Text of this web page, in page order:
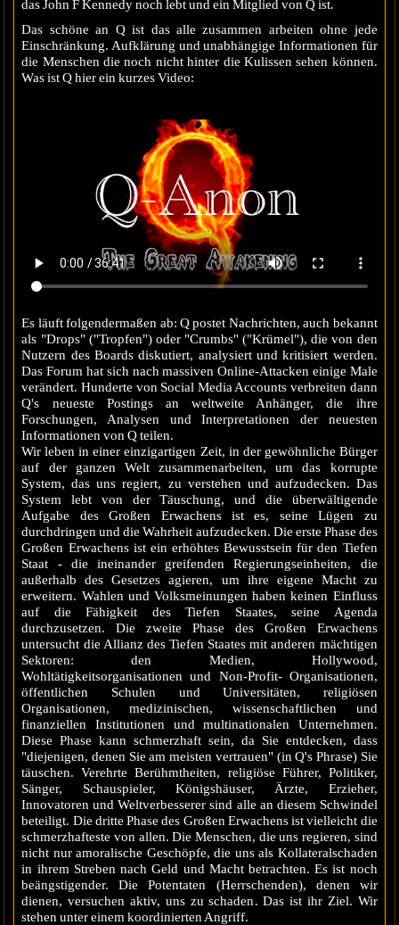
das John F Kennedy noch lebt und ein Mitglied von Q ist.
Das schöne an Q ist das alle zusammen arbeiten ohne jede
Einschränkung. Aufklärung und unabhängige Informationen für
die Menschen die noch nicht hinter die Kulissen sehen können.
Was ist Q hier ein kurzes Video:
Es läuft folgendermaßen ab: Q postet Nachrichten, auch bekannt
als "Drops" ("Tropfen") oder "Crumbs" ("Krümel"), die von den
Nutzern des Boards diskutiert, analysiert und kritisiert werden.
Das Forum hat sich nach massiven Online-Attacken einige Male
verändert. Hunderte von Social Media Accounts verbreiten dann
Q's neueste Postings an weltweite Anhänger, die ihre
Forschungen, Analysen und Interpretationen der neuesten
Informationen von Q teilen.
Wir leben in einer einzigartigen Zeit, in der gewöhnliche Bürger
auf der ganzen Welt zusammenarbeiten, um das korrupte
System, das uns regiert, zu verstehen und aufzudecken. Das
System lebt von der Täuschung, und die überwältigende
Aufgabe des Großen Erwachens ist es, seine Lügen zu
durchdringen und die Wahrheit aufzudecken. Die erste Phase des
Großen Erwachens ist ein erhöhtes Bewusstsein für den Tiefen
Staat - die ineinander greifenden Regierungseinheiten, die
außerhalb des Gesetzes agieren, um ihre eigene Macht zu
erweitern. Wahlen und Volksmeinungen haben keinen Einfluss
auf die Fähigkeit des Tiefen Staates, seine Agenda
durchzusetzen. Die zweite Phase des Großen Erwachens
untersucht die Allianz des Tiefen Staates mit anderen mächtigen
Sektoren: den Medien, Hollywood,
Wohltätigkeitsorganisationen und Non-Profit- Organisationen,
öffentlichen Schulen und Universitäten, religiösen
Organisationen, medizinischen, wissenschaftlichen und
finanziellen Institutionen und multinationalen Unternehmen.
Diese Phase kann schmerzhaft sein, da Sie entdecken, dass
"diejenigen, denen Sie am meisten vertrauen" (in Q's Phrase) Sie
täuschen. Verehrte Berühmtheiten, religiöse Führer, Politiker,
Sänger, Schauspieler, Königshäuser, Ärzte, Erzieher,
Innovatoren und Weltverbesserer sind alle an diesem Schwindel
beteiligt. Die dritte Phase des Großen Erwachens ist vielleicht die
schmerzhafteste von allen. Die Menschen, die uns regieren, sind
nicht nur amoralische Geschöpfe, die uns als Kollateralschaden
in ihrem Streben nach Geld und Macht betrachten. Es ist noch
beängstigender. Die Potentaten (Herrschenden), denen wir
dienen, versuchen aktiv, uns zu schaden. Das ist ihr Ziel. Wir
stehen unter einem koordinierten Angriff.